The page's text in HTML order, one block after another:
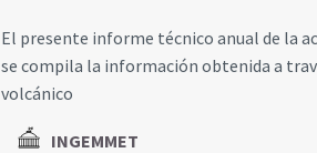
El presente informe técnico anual de la
se compila la información obtenida a
volcánico
INGEMMET